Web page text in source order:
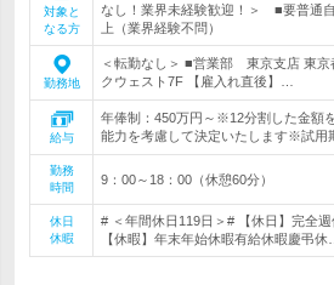
対象と
なる方
なし！業界未経験歓迎！＞ ■要普通
上（業界経験不問）
勤務地
＜転勤なし＞ ■営業部 東京支店 東京
クウェスト7F 【雇入れ直後】…
給与
年俸制：450万円～※12分割した金額
能力を考慮して決定いたします※試
勤務
時間
9：00～18：00（休憩60分）
休日
休暇
# ＜年間休日119日＞# 【休日】完全
【休暇】年末年始休暇有給休暇慶弔休…